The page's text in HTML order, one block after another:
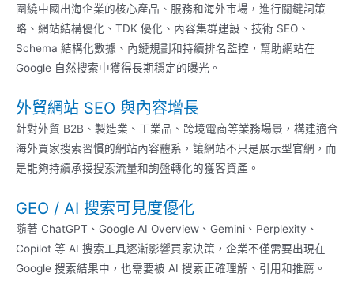
圍繞中國出海企業的核心產品、服務和海外市場，進行關鍵詞策
略、網站結構優化、TDK 優化、內容集群建設、技術 SEO、
Schema 結構化數據、內鏈規劃和持續排名監控，幫助網站在
Google 自然搜索中獲得長期穩定的曝光。
外貿網站 SEO 與內容增長
針對外貿 B2B、製造業、工業品、跨境電商等業務場景，構建適合
海外買家搜索習慣的網站內容體系，讓網站不只是展示型官網，而
是能夠持續承接搜索流量和詢盤轉化的獲客資產。
GEO / AI 搜索可見度優化
隨著 ChatGPT、Google AI Overview、Gemini、Perplexity、
Copilot 等 AI 搜索工具逐漸影響買家決策，企業不僅需要出現在
Google 搜索結果中，也需要被 AI 搜索正確理解、引用和推薦。